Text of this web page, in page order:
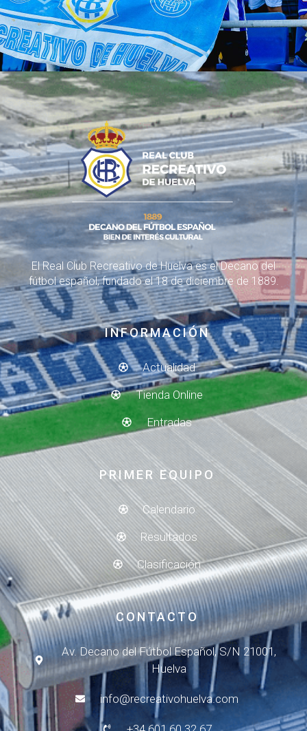
El Real Club Recreativo de Huelva es el Decano del
fútbol español, fundado el 18 de diciembre de 1889.
INFORMACIÓN
Actualidad
Tienda Online
Entradas
PRIMER EQUIPO
Calendario
Resultados
Clasificación
CONTACTO
Av. Decano del Fútbol Español, S/N 21001,
Huelva
info@recreativohuelva.com